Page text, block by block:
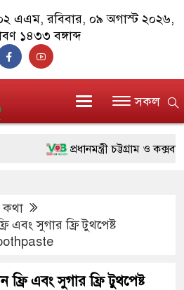
এএম, রবিবার, ০৯ অগাস্ট ২০২৬,
১৪৩৩ বঙ্গাব্দ
সকল
প্রধানমন্ত্রী চট্টগ্রাম ও
রিকশা
মানবিক অঙ্গীকার ধারণ করে
কথা
এবং সুগার ফ্রি টুথপেষ্ট
ফ্রি এবং সুগার ফ্রি টুথপেষ্ট